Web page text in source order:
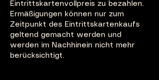
Eintrittskartenvollpreis zu bezahlen.
Ermäßigungen können nur zum
Zeitpunkt des Eintrittskartenkaufs
geltend gemacht werden und
werden im Nachhinein nicht mehr
berücksichtigt.